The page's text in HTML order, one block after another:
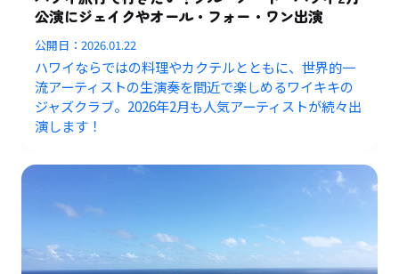
公演にジェイクやオール・フォー・ワン出演
公開日：2026.01.22
ハワイならではの料理やカクテルとともに、世界的一
流アーティストの生演奏を間近で楽しめるワイキキの
ジャズクラブ。2026年2月も人気アーティストが続々出
演します！